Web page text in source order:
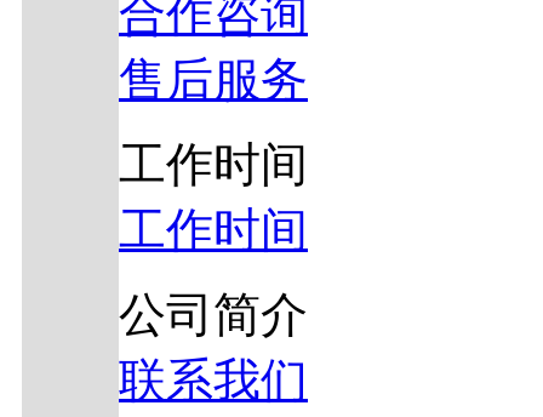
合作咨询
售后服务
工作时间
工作时间
公司简介
联系我们